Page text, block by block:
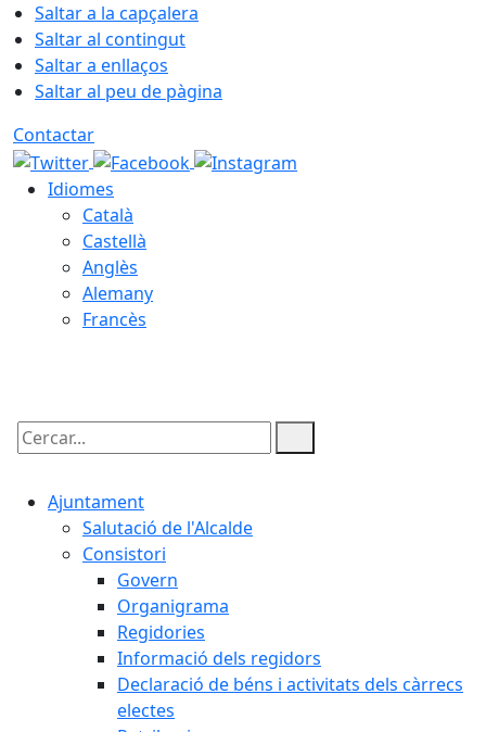
Saltar a la capçalera
Saltar al contingut
Saltar a enllaços
Saltar al peu de pàgina
Contactar
Idiomes
Català
Castellà
Anglès
Alemany
Francès
Cercar:
Ajuntament
Salutació de l'Alcalde
Consistori
Govern
Organigrama
Regidories
Informació dels regidors
Declaració de béns i activitats dels càrrecs
electes